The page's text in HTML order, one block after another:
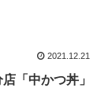
2021.12.21
「中かつ丼」